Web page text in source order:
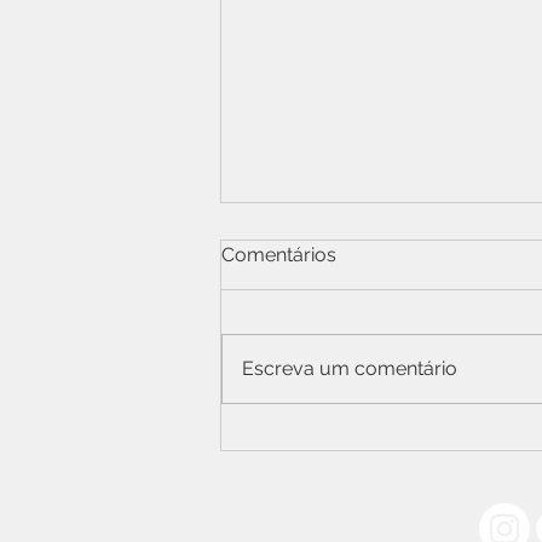
Comentários
Escreva um comentário